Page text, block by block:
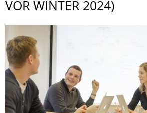
VOR WINTER 2024)